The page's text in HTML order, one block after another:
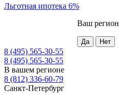
Льготная ипотека 6%
Ваш регион
8 (495) 565-30-55
8 (495) 565-30-55
В вашем регионе
8 (812) 336-60-79
Санкт-Петербург